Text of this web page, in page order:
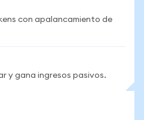
con apalancamiento de
y gana ingresos pasivos.